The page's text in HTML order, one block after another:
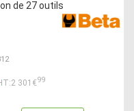
de 27 outils
301€99